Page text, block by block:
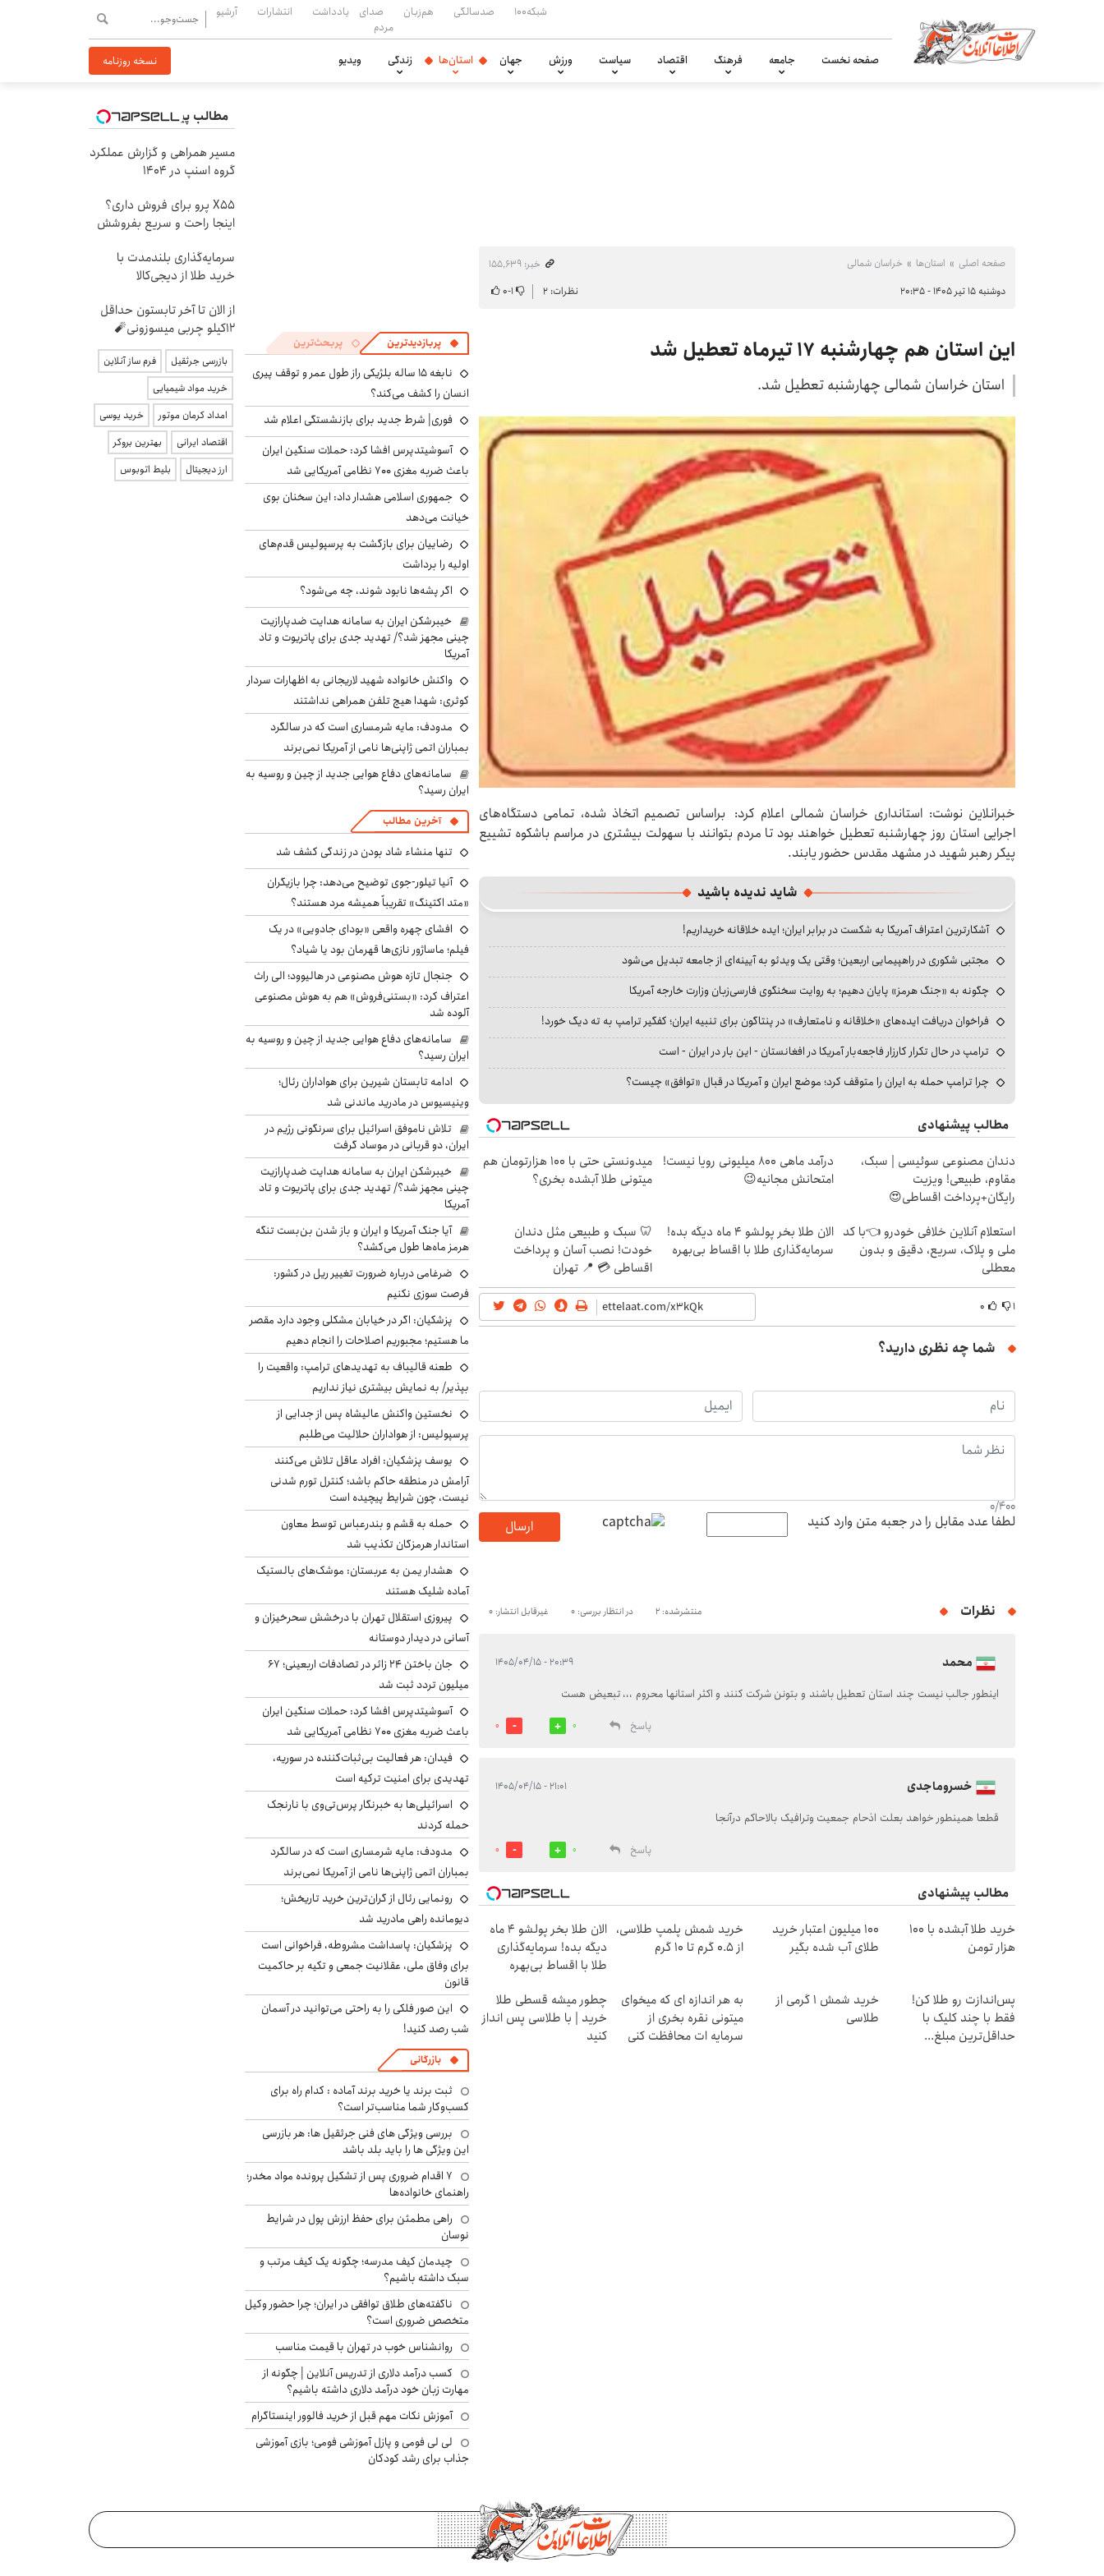
شبکه۱۰۰ صدسالگی هم‌زبان
صدای
مردم
یادداشت انتشارات آرشیو
صفحه نخست جامعه فرهنگ اقتصاد سیاست ورزش جهان استان‌ها زندگی ویدیو نسخه روزنامه
صفحه اصلی استان‌ها خراسان شمالی
خبر: ۱۵۵٬۶۳۹
دوشنبه ۱۵ تیر ۱۴۰۵ - ۲۰:۳۵
نظرات: ۲ ۱-۰
این استان هم چهارشنبه ۱۷ تیرماه تعطیل شد
استان خراسان شمالی چهارشنبه تعطیل شد.
خبرانلاین نوشت: استانداری خراسان شمالی اعلام کرد: براساس تصمیم اتخاذ شده، تمامی دستگاه‌های
اجرایی استان روز چهارشنبه تعطیل خواهند بود تا مردم بتوانند با سهولت بیشتری در مراسم باشکوه تشییع
پیکر رهبر شهید در مشهد مقدس حضور یابند.
شاید ندیده باشید
آشکارترین اعتراف آمریکا به شکست در برابر ایران؛ ایده خلاقانه خریداریم!
مجتبی شکوری در راهپیمایی اربعین؛ وقتی یک ویدئو به آیینه‌ای از جامعه تبدیل می‌شود
چگونه به «جنگ هرمز» پایان دهیم؛ به روایت سخنگوی فارسی‌زبان وزارت خارجه آمریکا
فراخوان دریافت ایده‌های «خلاقانه و نامتعارف» در پنتاگون برای تنبیه ایران؛ کفگیر ترامپ به ته دیگ خورد!
ترامپ در حال تکرار کارزار فاجعه‌بار آمریکا در افغانستان - این بار در ایران - است
چرا ترامپ حمله به ایران را متوقف کرد؛ موضع ایران و آمریکا در قبال «توافق» چیست؟
مطالب پیشنهادی
دندان مصنوعی سوئیسی | سبک،
مقاوم، طبیعی! ویزیت
رایگان+پرداخت اقساطی😍
درآمد ماهی 800 میلیونی رویا نیست!
امتحانش مجانیه😉
میدونستی حتی با ۱۰۰ هزارتومان هم
میتونی طلا آبشده بخری؟
استعلام آنلاین خلافی خودرو 👈با کد
ملی و پلاک، سریع، دقیق و بدون
معطلی
الان طلا بخر پولشو 4 ماه دیگه بده!
سرمایه‌گذاری طلا با اقساط بی‌بهره
🦷 سبک و طبیعی مثل دندان
خودت! نصب آسان و پرداخت
اقساطی 💳 📍 تهران
۱ ۰
شما چه نظری دارید؟
0/400
لطفا عدد مقابل را در جعبه متن وارد کنید ارسال
نظرات منتشرشده: 2 در انتظار بررسی: 0 غیرقابل انتشار: 0
محمد ۲۰:۳۹ - ۱۴۰۵/۰۴/۱۵
اینطور جالب نیست چند استان تعطیل باشند و بتونن شرکت کنند و اکثر استانها محروم ،،، تبعیض هست
پاسخ
0
0
خسروماجدی ۲۱:۰۱ - ۱۴۰۵/۰۴/۱۵
قطعا همینطور خواهد بعلت اذحام جمعیت وترافیک بالاحاکم درآنجا
پاسخ
0
0
مطالب پیشنهادی
خرید طلا آبشده با 100
هزار تومن
100 میلیون اعتبار خرید
طلای آب شده بگیر
خرید شمش پلمپ طلاسی،
از ۰.۵ گرم تا ۱۰ گرم
الان طلا بخر پولشو 4 ماه
دیگه بده! سرمایه‌گذاری
طلا با اقساط بی‌بهره
پس‌اندازت رو طلا کن!
فقط با چند کلیک با
حداقل‌ترین مبلغ...
خرید شمش 1 گرمی از
طلاسی
به هر اندازه ای که میخوای
میتونی نقره بخری از
سرمایه ات محافظت کنی
چطور میشه قسطی طلا
خرید | با طلاسی پس انداز
کنید
پربازدیدترین پربحث‌ترین
نابغه ۱۵ ساله بلژیکی راز طول عمر و توقف پیری
انسان را کشف می‌کند؟
فوری| شرط جدید برای بازنشستگی اعلام شد
آسوشیتدپرس افشا کرد: حملات سنگین ایران
باعث ضربه مغزی ۷۰۰ نظامی آمریکایی شد
جمهوری اسلامی هشدار داد: این سخنان بوی
خیانت می‌دهد
رضاییان برای بازگشت به پرسپولیس قدم‌های
اولیه را برداشت
اگر پشه‌ها نابود شوند، چه می‌شود؟
خیبرشکن ایران به سامانه هدایت ضدپارازیت
چینی مجهز شد؟/ تهدید جدی برای پاتریوت و تاد
آمریکا
واکنش خانواده شهید لاریجانی به اظهارات سردار
کوثری: شهدا هیچ تلفن همراهی نداشتند
مدودف: مایه شرمساری است که در سالگرد
بمباران اتمی ژاپنی‌ها نامی از آمریکا نمی‌برند
سامانه‌های دفاع هوایی جدید از چین و روسیه به
ایران رسید؟
آخرین مطالب
تنها منشاء شاد بودن در زندگی کشف شد
آنیا تیلور-جوی توضیح می‌دهد: چرا بازیگران
«متد اکتینگ» تقریباً همیشه مرد هستند؟
افشای چهره واقعی «بودای جادویی» در یک
فیلم؛ ماساژور نازی‌ها قهرمان بود یا شیاد؟
جنجال تازه هوش مصنوعی در هالیوود؛ الی راث
اعتراف کرد: «بستنی‌فروش» هم به هوش مصنوعی
آلوده شد
سامانه‌های دفاع هوایی جدید از چین و روسیه به
ایران رسید؟
ادامه تابستان شیرین برای هواداران رئال؛
وینیسیوس در مادرید ماندنی شد
تلاش ناموفق اسرائیل برای سرنگونی رژیم در
ایران، دو قربانی در موساد گرفت
خیبرشکن ایران به سامانه هدایت ضدپارازیت
چینی مجهز شد؟/ تهدید جدی برای پاتریوت و تاد
آمریکا
آیا جنگ آمریکا و ایران و باز شدن بن‌بست تنگه
هرمز ماه‌ها طول می‌کشد؟
ضرغامی درباره ضرورت تغییر ریل در کشور:
فرصت سوزی نکنیم
پزشکیان: اگر در خیابان مشکلی وجود دارد مقصر
ما هستیم؛ مجبوریم اصلاحات را انجام دهیم
طعنه قالیباف به تهدیدهای ترامپ: واقعیت را
بپذیر/ به نمایش بیشتری نیاز نداریم
نخستین واکنش عالیشاه پس از جدایی از
پرسپولیس: از هواداران حلالیت می‌طلبم
یوسف پزشکیان: افراد عاقل تلاش می‌کنند
آرامش در منطقه حاکم باشد؛ کنترل تورم شدنی
نیست، چون شرایط پیچیده است
حمله به قشم و بندرعباس توسط معاون
استاندار هرمزگان تکذیب شد
هشدار یمن به عربستان: موشک‌های بالستیک
آماده شلیک هستند
پیروزی استقلال تهران با درخشش سحرخیزان و
آسانی در دیدار دوستانه
جان باختن ۲۴ زائر در تصادفات اربعینی؛ ۶۷
میلیون تردد ثبت شد
آسوشیتدپرس افشا کرد: حملات سنگین ایران
باعث ضربه مغزی ۷۰۰ نظامی آمریکایی شد
فیدان: هر فعالیت بی‌ثبات‌کننده در سوریه،
تهدیدی برای امنیت ترکیه است
اسرائیلی‌ها به خبرنگار پرس‌تی‌وی با نارنجک
حمله کردند
مدودف: مایه شرمساری است که در سالگرد
بمباران اتمی ژاپنی‌ها نامی از آمریکا نمی‌برند
رونمایی رئال از گران‌ترین خرید تاریخش؛
دیومانده راهی مادرید شد
پزشکیان: پاسداشت مشروطه، فراخوانی است
برای وفاق ملی، عقلانیت جمعی و تکیه بر حاکمیت
قانون
این صور فلکی را به راحتی می‌توانید در آسمان
شب رصد کنید!
بازرگانی
ثبت برند یا خرید برند آماده : کدام راه برای
کسب‌وکار شما مناسب‌تر است؟
بررسی ویژگی های فنی جرثقیل ها: هر بازرسی
این ویژگی ها را باید بلد باشد
۷ اقدام ضروری پس از تشکیل پرونده مواد مخدر؛
راهنمای خانواده‌ها
راهی مطمئن برای حفظ ارزش پول در شرایط
نوسان
چیدمان کیف مدرسه؛ چگونه یک کیف مرتب و
سبک داشته باشیم؟
ناگفته‌های طلاق توافقی در ایران؛ چرا حضور وکیل
متخصص ضروری است؟
روانشناس خوب در تهران با قیمت مناسب
کسب درآمد دلاری از تدریس آنلاین | چگونه از
مهارت زبان خود درآمد دلاری داشته باشیم؟
آموزش نکات مهم قبل از خرید فالوور اینستاگرام
لی لی فومی و پازل آموزشی فومی؛ بازی آموزشی
جذاب برای رشد کودکان
مطالب پیشنهادی
مسیر همراهی و گزارش عملکرد
گروه اسنپ در ۱۴۰۴
X55 پرو برای فروش داری؟
اینجا راحت و سریع بفروشش
سرمایه‌گذاری بلندمدت با
خرید طلا از دیجی‌کالا
از الان تا آخر تابستون حداقل
12کیلو چربی میسوزونی🧨
بازرسی جرثقیل
فرم ساز آنلاین
خرید مواد شیمیایی
امداد کرمان موتور
خرید یوسی
اقتصاد ایرانی
بهترین بروکر
ارز دیجیتال
بلیط اتوبوس